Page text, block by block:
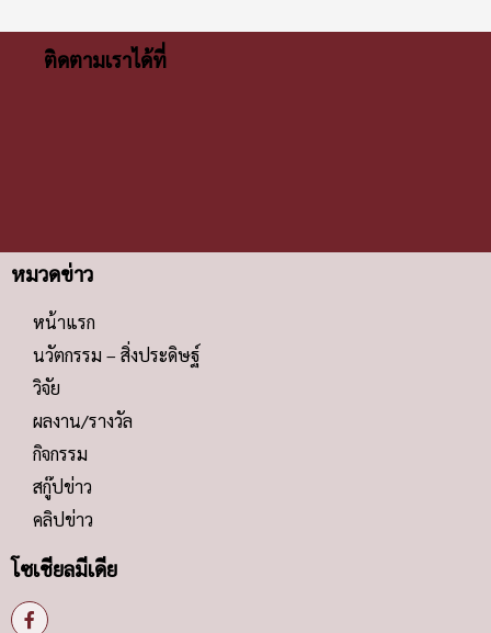
ติดตามเราได้ที่
หมวดข่าว
หน้าแรก
นวัตกรรม – สิ่งประดิษฐ์
วิจัย
ผลงาน/รางวัล
กิจกรรม
สกู๊ปข่าว
คลิปข่าว
โซเชียลมีเดีย